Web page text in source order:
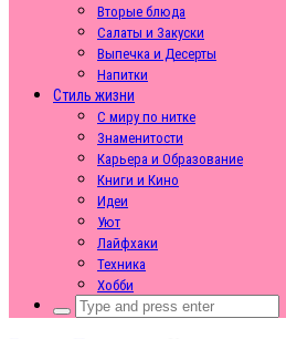
Вторые блюда
Салаты и Закуски
Выпечка и Десерты
Напитки
Стиль жизни
С миру по нитке
Знаменитости
Карьера и Образование
Книги и Кино
Идеи
Уют
Лайфхаки
Техника
Хобби
Search
for: